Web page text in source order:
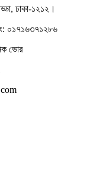
ঢাকা-১২১২।
০১৭১৬৩৭১২৮৬
ভোর